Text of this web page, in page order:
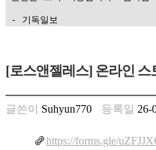
- 기독일보
만
찾
기
[로스앤젤레스] 온라인 스
글쓴이 Suhyun770 등록일 26-
https://forms.gle/